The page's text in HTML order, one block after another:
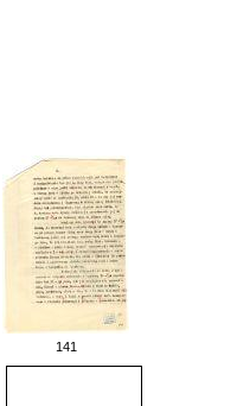
141